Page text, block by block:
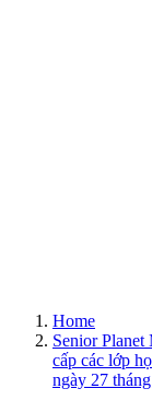
Home
Senior
cấp các lớp
ngày 27